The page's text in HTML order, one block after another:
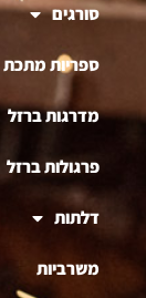
סורגים
ספריות מתכת
מדרגות ברזל
פרגולות ברזל
דלתות
משרביות